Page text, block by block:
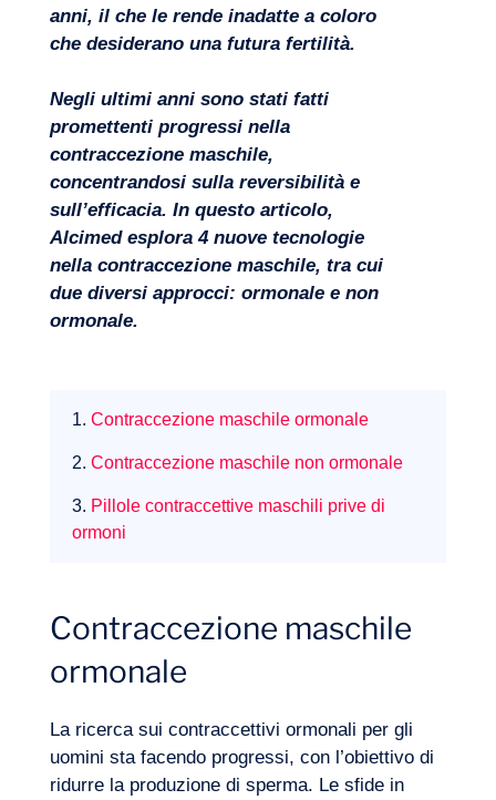
anni, il che le rende inadatte a coloro
che desiderano una futura fertilità.
Negli ultimi anni sono stati fatti
promettenti progressi nella
contraccezione maschile,
concentrandosi sulla reversibilità e
sull’efficacia. In questo articolo,
Alcimed esplora 4 nuove tecnologie
nella contraccezione maschile, tra cui
due diversi approcci: ormonale e non
ormonale.
1. Contraccezione maschile ormonale
2. Contraccezione maschile non ormonale
3. Pillole contraccettive maschili prive di
ormoni
Contraccezione maschile
ormonale
La ricerca sui contraccettivi ormonali per gli
uomini sta facendo progressi, con l’obiettivo di
ridurre la produzione di sperma. Le sfide in